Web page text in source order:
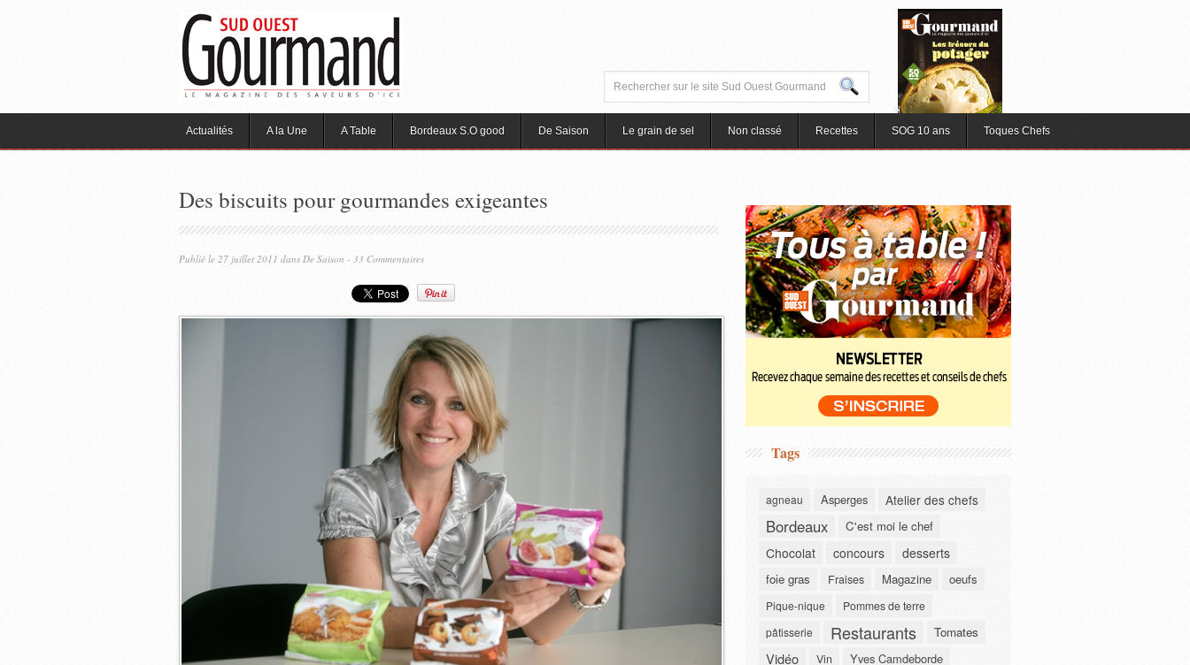
Actualités A la Une A Table Bordeaux S.O good De Saison Le grain de sel Non classé Recettes SOG 10 ans Toques Chefs
Des biscuits pour gourmandes exigeantes
Publié le 27 juillet 2011 dans De Saison - 33 Commentaires
Tags
agneau Asperges Atelier des chefs
Bordeaux C'est moi le chef
Chocolat concours desserts
foie gras Fraises Magazine oeufs
Pique-nique
Pommes de terre
pâtisserie
Restaurants Tomates
Vidéo Vin Yves Camdeborde